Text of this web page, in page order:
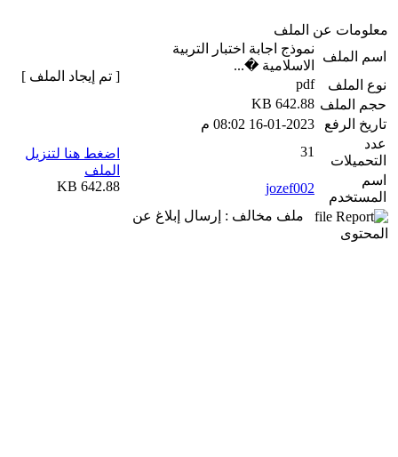
معلومات عن الملف
اسم الملف
نموذج اجابة اختبار التربية
الاسلامية �...
نوع الملف
pdf
حجم الملف 642.88 KB
تاريخ الرفع
16-01-2023 08:02 م
عدد
التحميلات
31
اسم
المستخدم
jozef002
ملف مخالف : إرسال إبلاغ عن
المحتوى
[ تم إيجاد الملف ]
اضغط هنا لتنزيل
الملف
642.88 KB